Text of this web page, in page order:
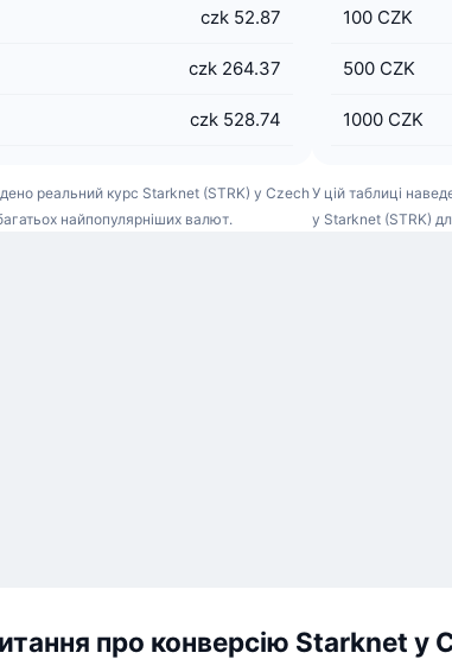
czk 52.87
czk 264.37
czk 528.74
реальний курс Starknet (STRK) у Czech
найпопулярніших валют.
100 CZK
500 CZK
1000 CZK
У цій таблиці
у Starknet (STRK)
про конверсію Starknet у